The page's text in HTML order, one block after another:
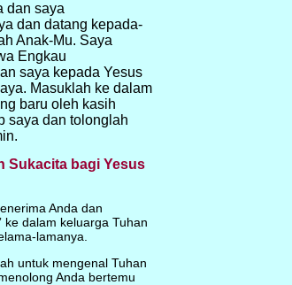
dan saya
dan datang kepada-
Anak-Mu. Saya
Engkau
saya kepada Yesus
Masuklah ke dalam
baru oleh kasih
saya dan tolonglah
Sukacita bagi Yesus
Anda dan
ke dalam keluarga Tuhan
lamanya.
untuk mengenal Tuhan
Anda bertemu